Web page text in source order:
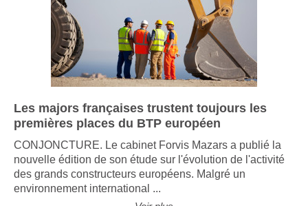
Les majors françaises trustent toujours les
premières places du BTP européen
CONJONCTURE. Le cabinet Forvis Mazars a publié la
nouvelle édition de son étude sur l'évolution de l'activité
des grands constructeurs européens. Malgré un